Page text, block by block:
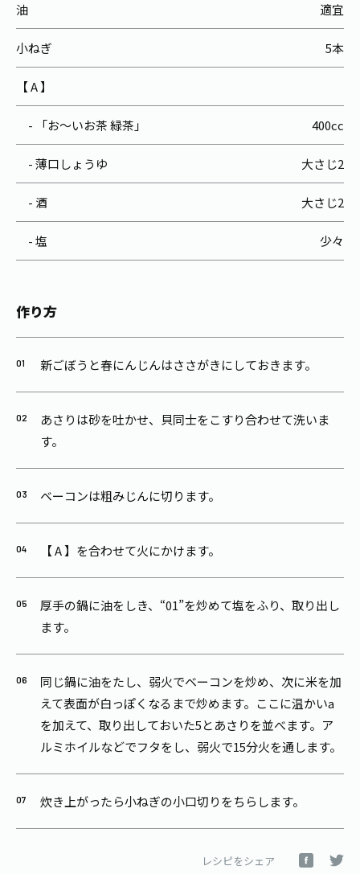
油 適宜
小ねぎ 5本
【 A 】
- 「お～いお茶 緑茶」 400cc
- 薄口しょうゆ 大さじ2
- 酒 大さじ2
- 塩 少々
作り方
新ごぼうと春にんじんはささがきにしておきます。
あさりは砂を吐かせ、貝同士をこすり合わせて洗いま
す。
ベーコンは粗みじんに切ります。
【 A 】を合わせて火にかけます。
厚手の鍋に油をしき、“01”を炒めて塩をふり、取り出し
ます。
同じ鍋に油をたし、弱火でベーコンを炒め、次に米を加
えて表面が白っぽくなるまで炒めます。ここに温かいa
を加えて、取り出しておいた5とあさりを並べます。ア
ルミホイルなどでフタをし、弱火で15分火を通します。
炊き上がったら小ねぎの小口切りをちらします。
レシピをシェア